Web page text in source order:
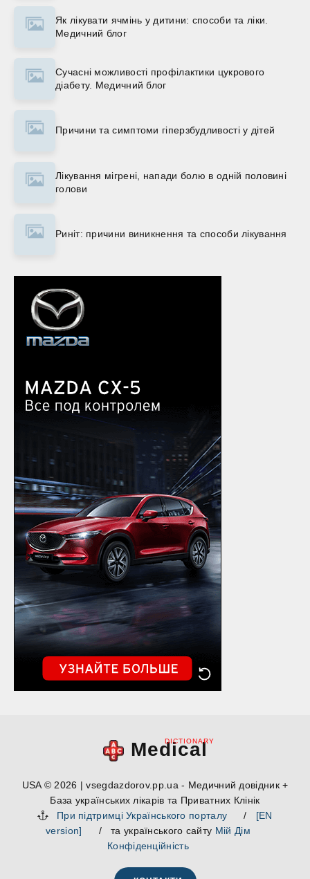
Як лікувати ячмінь у дитини: способи та ліки.
Медичний блог
Сучасні можливості профілактики цукрового
діабету. Медичний блог
Причини та симптоми гіперзбудливості у дітей
Лікування мігрені, напади болю в одній половині
голови
Риніт: причини виникнення та способи лікування
Medical
DICTIONARY
USA © 2026 | vsegdazdorov.pp.ua - Медичний довідник +
База українських лікарів та Приватних Клінік
При підтримці Українського порталу
/ [EN
version]
/ та українського сайту Мій Дім
Конфіденційність